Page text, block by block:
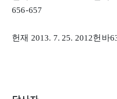
656-657
헌재 2013. 7. 25. 2012헌바